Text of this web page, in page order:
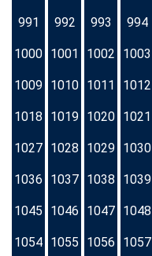
991 992 993 994
1000 1001 1002 1003
1009 1010 1011 1012
1018 1019 1020 1021
1027 1028 1029 1030
1036 1037 1038 1039
1045 1046 1047 1048
1054 1055 1056 1057